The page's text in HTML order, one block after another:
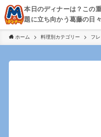
本日のディナーは？この
題に立ち向かう葛藤の日
阪・京都・神戸を中心と
歩き、飲み歩きを綴る。
ホーム 料理別カテゴリー フ